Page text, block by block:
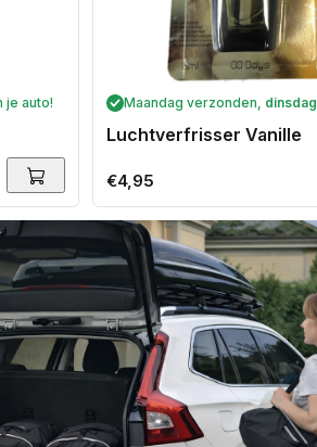
je auto! Maandag verzonden, dinsdag
Luchtverfrisser Vanille
Normale
prijs
€4,95